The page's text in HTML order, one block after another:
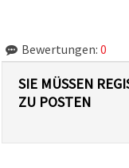
Bewertungen: 0
SIE MÜSSEN
ZU POSTEN